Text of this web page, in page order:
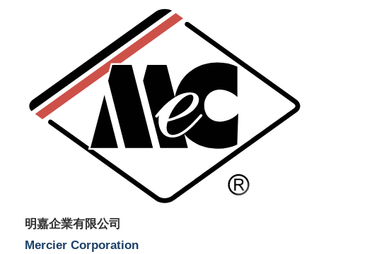
明嘉企業有限公司
Mercier Corporation